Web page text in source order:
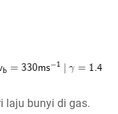
laju bunyi di gas.